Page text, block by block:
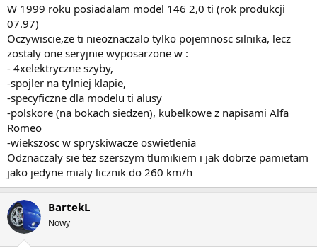
W 1999 roku posiadalam model 146 2,0 ti (rok produkcji
07.97)
Oczywiscie,ze ti nieoznaczalo tylko pojemnosc silnika, lecz
zostaly one seryjnie wyposarzone w :
- 4xelektryczne szyby,
-spojler na tylniej klapie,
-specyficzne dla modelu ti alusy
-polskore (na bokach siedzen), kubelkowe z napisami Alfa
Romeo
-wiekszosc w spryskiwacze oswietlenia
Odznaczaly sie tez szerszym tlumikiem i jak dobrze pamietam
jako jedyne mialy licznik do 260 km/h
BartekL
Nowy